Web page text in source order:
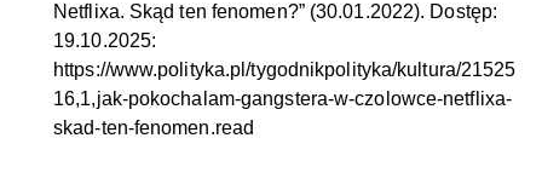
Netflixa. Skąd ten fenomen?” (30.01.2022). Dostęp:
19.10.2025:
https://www.polityka.pl/tygodnikpolityka/kultura/21525
16,1,jak-pokochalam-gangstera-w-czolowce-netflixa-
skad-ten-fenomen.read